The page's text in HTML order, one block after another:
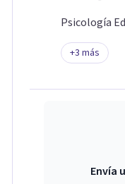
Psicología
+3 más
Envía